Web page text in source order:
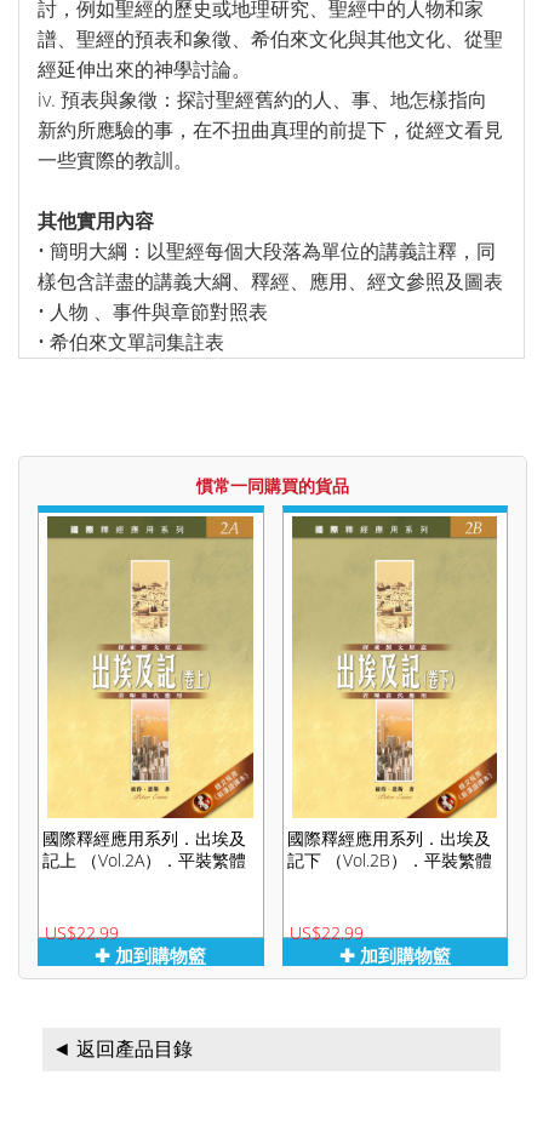
討，例如聖經的歷史或地理研究、聖經中的人物和家
譜、聖經的預表和象徵、希伯來文化與其他文化、從聖
經延伸出來的神學討論。
iv. 預表與象徵：探討聖經舊約的人、事、地怎樣指向
新約所應驗的事，在不扭曲真理的前提下，從經文看見
一些實際的教訓。
其他實用內容
• 簡明大綱：以聖經每個大段落為單位的講義註釋，同
樣包含詳盡的講義大綱、釋經、應用、經文參照及圖表
• 人物 、事件與章節對照表
• 希伯來文單詞集註表
慣常一同購買的貨品
國際釋經應用系列．出埃及
記上 （Vol.2A）．平裝繁體
US$22.99
✚ 加到購物籃
國際釋經應用系列．出埃及
記下 （Vol.2B）．平裝繁體
US$22.99
✚ 加到購物籃
◄ 返回產品目錄